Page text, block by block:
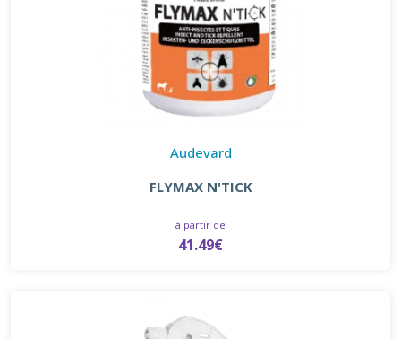
Audevard
FLYMAX N'TICK
à partir de
41.49€